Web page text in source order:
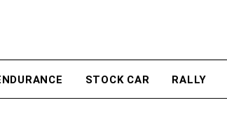
STOCK CAR RALLY